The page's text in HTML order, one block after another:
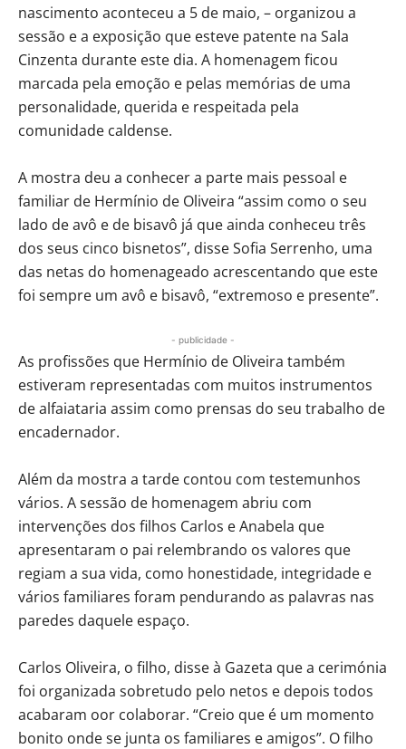
nascimento aconteceu a 5 de maio, – organizou a
sessão e a exposição que esteve patente na Sala
Cinzenta durante este dia. A homenagem ficou
marcada pela emoção e pelas memórias de uma
personalidade, querida e respeitada pela
comunidade caldense.
A mostra deu a conhecer a parte mais pessoal e
familiar de Hermínio de Oliveira “assim como o seu
lado de avô e de bisavô já que ainda conheceu três
dos seus cinco bisnetos”, disse Sofia Serrenho, uma
das netas do homenageado acrescentando que este
foi sempre um avô e bisavô, “extremoso e presente”.
- publicidade -
As profissões que Hermínio de Oliveira também
estiveram representadas com muitos instrumentos
de alfaiataria assim como prensas do seu trabalho de
encadernador.
Além da mostra a tarde contou com testemunhos
vários. A sessão de homenagem abriu com
intervenções dos filhos Carlos e Anabela que
apresentaram o pai relembrando os valores que
regiam a sua vida, como honestidade, integridade e
vários familiares foram pendurando as palavras nas
paredes daquele espaço.
Carlos Oliveira, o filho, disse à Gazeta que a cerimónia
foi organizada sobretudo pelo netos e depois todos
acabaram oor colaborar. “Creio que é um momento
bonito onde se junta os familiares e amigos”. O filho